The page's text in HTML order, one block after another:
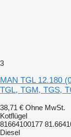
3
MAN TGL 12.180
TGL, TGM, TGS,
38,71 € Ohne MwSt.
Kotflügel
81664100177
Diesel